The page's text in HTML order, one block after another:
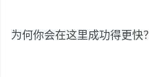
为何你会在这里成功得更快？